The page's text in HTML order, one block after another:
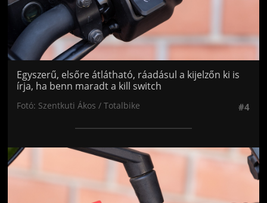
Egyszerű, elsőre átlátható, ráadásul a kijelzőn ki is
írja, ha benn maradt a kill switch
Fotó: Szentkuti Ákos / Totalbike #4
Jön még kép!